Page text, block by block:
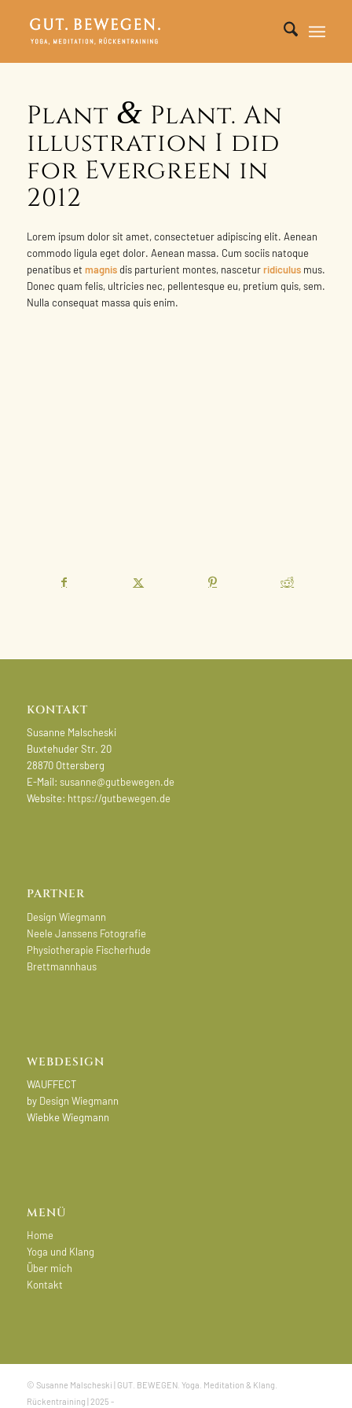
Plant & Plant. An
illustration I did
for Evergreen in
2012
Lorem ipsum dolor sit amet, consectetuer adipiscing elit. Aenean
commodo ligula eget dolor. Aenean massa. Cum sociis natoque
penatibus et magnisdis parturient montes, nasceturridiculusmus.
Donec quam felis, ultricies nec, pellentesque eu, pretium quis, sem.
Nulla consequat massa quis enim.
KONTAKT
Susanne Malscheski
Buxtehuder Str. 20
28870 Ottersberg
E-Mail: susanne@gutbewegen.de
Website: https://gutbewegen.de
PARTNER
Design Wiegmann
Neele Janssens Fotografie
Physiotherapie Fischerhude
Brettmannhaus
WEBDESIGN
WAUFFECT
by Design Wiegmann
Wiebke Wiegmann
MENÜ
Home
Yoga und Klang
Über mich
Kontakt
© Susanne Malscheski | GUT. BEWEGEN. Yoga. Meditation & Klang.
Rückentraining | 2025 -